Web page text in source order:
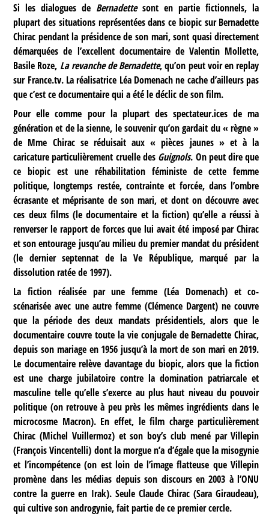
Si les dialogues de Bernadettesont en partie fictionnels, la
plupart des situations représentées dans ce biopic sur Bernadette
Chirac pendant la présidence de son mari, sont quasi directement
démarquées de l’excellent documentaire de Valentin Mollette,
Basile Roze, La revanche de Bernadette, qu’on peut voir en replay
sur France.tv. La réalisatrice Léa Domenach ne cache d’ailleurs pas
que c’est ce documentaire qui a été le déclic de son film.
Pour elle comme pour la plupart des spectateur.ices de ma
génération et de la sienne, le souvenir qu’on gardait du « règne »
de Mme Chirac se réduisait aux « pièces jaunes » et à la
caricature particulièrement cruelle des Guignols. On peut dire que
ce biopic est une réhabilitation féministe de cette femme
politique, longtemps restée, contrainte et forcée, dans l’ombre
écrasante et méprisante de son mari, et dont on découvre avec
ces deux films (le documentaire et la fiction) qu’elle a réussi à
renverser le rapport de forces que lui avait été imposé par Chirac
et son entourage jusqu’au milieu du premier mandat du président
(le dernier septennat de la Ve République, marqué par la
dissolution ratée de 1997).
La fiction réalisée par une femme (Léa Domenach) et co-
scénarisée avec une autre femme (Clémence Dargent) ne couvre
que la période des deux mandats présidentiels, alors que le
documentaire couvre toute la vie conjugale de Bernadette Chirac,
depuis son mariage en 1956 jusqu’à la mort de son mari en 2019.
Le documentaire relève davantage du biopic, alors que la fiction
est une charge jubilatoire contre la domination patriarcale et
masculine telle qu’elle s’exerce au plus haut niveau du pouvoir
politique (on retrouve à peu près les mêmes ingrédients dans le
microcosme Macron). En effet, le film charge particulièrement
Chirac (Michel Vuillermoz) et son boy’s club mené par Villepin
(François Vincentelli) dont la morgue n’a d’égale que la misogynie
et l’incompétence (on est loin de l’image flatteuse que Villepin
promène dans les médias depuis son discours en 2003 à l’ONU
contre la guerre en Irak). Seule Claude Chirac (Sara Giraudeau),
qui cultive son androgynie, fait partie de ce premier cercle.